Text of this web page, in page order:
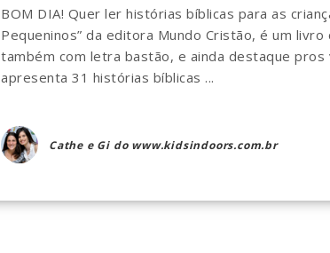
BOM DIA! Quer ler histórias bíblicas para as
Pequeninos” da editora Mundo Cristão, é um
também com letra bastão, e ainda destaque pros
apresenta 31 histórias bíblicas ...
Cathe e Gi do www.kidsindoors.com.br